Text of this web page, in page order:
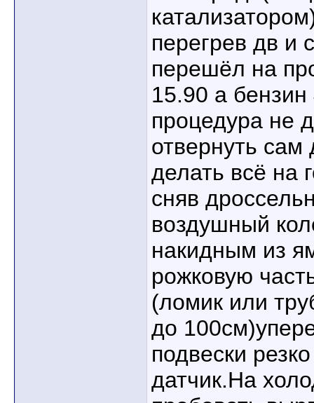
перегрев дв и
перешёл на
15.90 а
процедура не
отвернуть сам
делать всё на
сняв
воздушный
накидным из
рожковую
(ломик или
до
подвески
датчик.На